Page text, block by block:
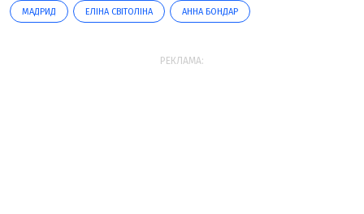
МАДРИД ЕЛІНА СВІТОЛІНА АННА БОНДАР
РЕКЛАМА: